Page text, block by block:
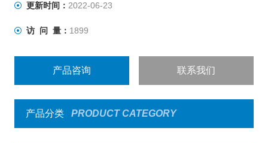
更新时间： 2022-06-23
访 问 量： 1899
产品咨询 联系我们
产品分类 PRODUCT CATEGORY